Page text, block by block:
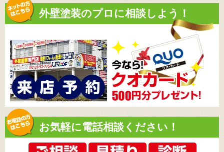
外壁塗装のプロに相談しよう！
お気軽に電話相談ください！